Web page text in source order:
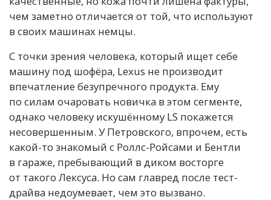
чем заметно отличается от той, что используют
в своих машинах немцы.
С точки зрения человека, который ищет себе
машину под шофёра, Lexus не производит
впечатление безупречного продукта. Ему
по силам очаровать новичка в этом сегменте,
однако человеку искушённому LS покажется
несовершенным. У Петровского, впрочем, есть
какой-то знакомый с Роллс-Ройсами и Бентли
в гараже, пребывающий в диком восторге
от такого Лексуса. Но сам главред после тест-
драйва недоумевает, чем это вызвано.